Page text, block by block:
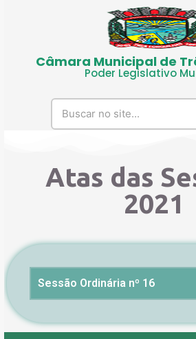
Câmara Municipal de
Poder Legislativo
Atas das
2021
Sessão Ordinária nº 16